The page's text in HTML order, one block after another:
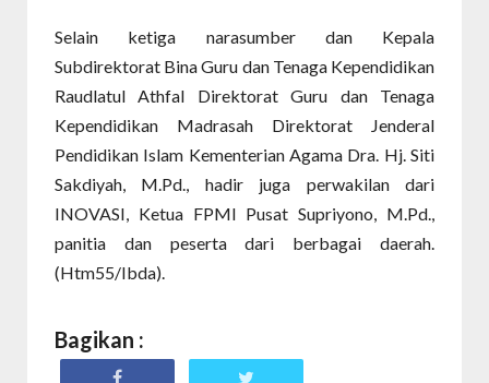
Selain ketiga narasumber dan Kepala
Subdirektorat Bina Guru dan Tenaga Kependidikan
Raudlatul Athfal Direktorat Guru dan Tenaga
Kependidikan Madrasah Direktorat Jenderal
Pendidikan Islam Kementerian Agama Dra. Hj. Siti
Sakdiyah, M.Pd., hadir juga perwakilan dari
INOVASI, Ketua FPMI Pusat Supriyono, M.Pd.,
panitia dan peserta dari berbagai daerah.
(Htm55/Ibda).
Bagikan :